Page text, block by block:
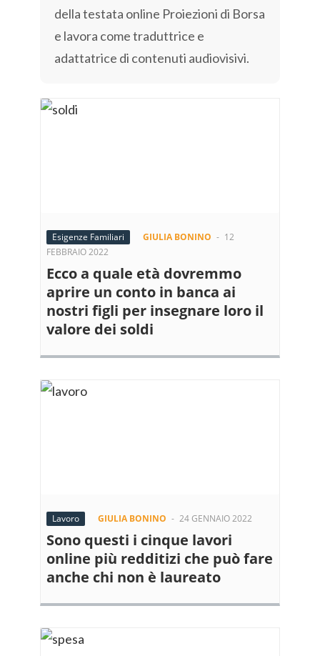
della testata online Proiezioni di Borsa
e lavora come traduttrice e
adattatrice di contenuti audiovisivi.
Esigenze Familiari GIULIA BONINO - 12
FEBBRAIO 2022
Ecco a quale età dovremmo
aprire un conto in banca ai
nostri figli per insegnare loro il
valore dei soldi
Lavoro GIULIA BONINO - 24 GENNAIO 2022
Sono questi i cinque lavori
online più redditizi che può fare
anche chi non è laureato